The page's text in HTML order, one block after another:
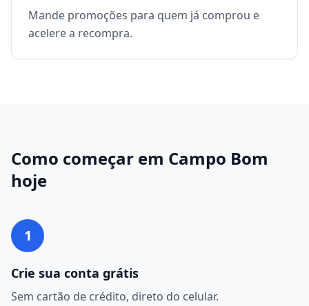
Mande promoções para quem já comprou e
acelere a recompra.
Como começar em Campo Bom
hoje
1
Crie sua conta grátis
Sem cartão de crédito, direto do celular.